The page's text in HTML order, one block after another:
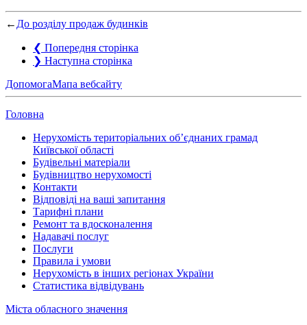
← До розділу продаж будинків
❮ Попередня сторінка
❯ Наступна сторінка
ДопомогаМапа вебсайту
Головна
Нерухомість територіальних об’єднаних грамад
Київської області
Будівельні матеріали
Будівництво нерухомості
Контакти
Відповіді на ваші запитання
Тарифні плани
Ремонт та вдосконалення
Надавачі послуг
Послуги
Правила і умови
Нерухомість в інших регіонах України
Статистика відвідувань
Міста обласного значення